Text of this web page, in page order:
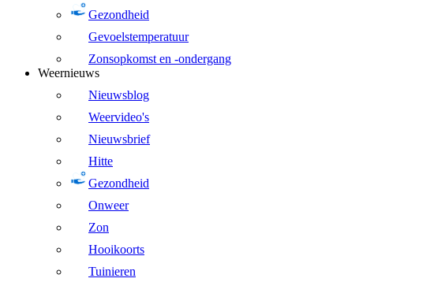
Gezondheid
Gevoelstemperatuur
Zonsopkomst en -ondergang
Weernieuws
Nieuwsblog
Weervideo's
Nieuwsbrief
Hitte
Gezondheid
Onweer
Zon
Hooikoorts
Tuinieren